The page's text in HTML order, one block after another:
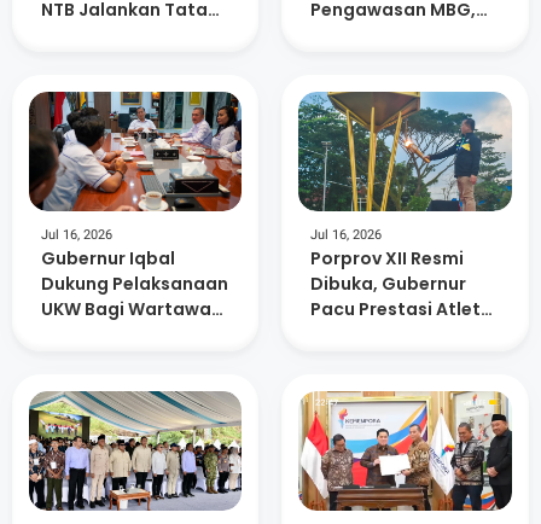
NTB Jalankan Tata
Pengawasan MBG,
Jul 16, 2026
Gubernur Iqbal
Dukung Pelaksanaan
UKW Bagi Wartawan
Jul 16, 2026
Porprov XII Resmi
Dibuka, Gubernur
Pacu Prestasi Atlet